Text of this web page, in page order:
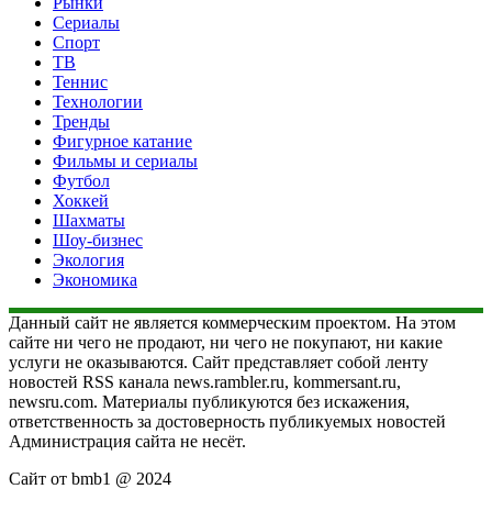
Сериалы
Спорт
ТВ
Теннис
Технологии
Тренды
Фигурное катание
Фильмы и сериалы
Футбол
Хоккей
Шахматы
Шоу-бизнес
Экология
Экономика
Данный сайт не является коммерческим проектом. На этом
сайте ни чего не продают, ни чего не покупают, ни какие
услуги не оказываются. Сайт представляет собой ленту
новостей RSS канала news.rambler.ru, kommersant.ru,
newsru.com. Материалы публикуются без искажения,
ответственность за достоверность публикуемых новостей
Администрация сайта не несёт.
Сайт от bmb1 @ 2024